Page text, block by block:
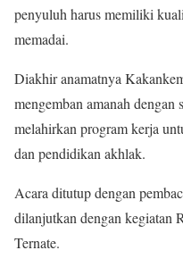
penyuluh harus memiliki
memadai.
Diakhir anamatnya
mengemban amanah dengan
melahirkan program kerja
dan pendidikan akhlak.
Acara ditutup dengan
dilanjutkan dengan kegiatan
Ternate.